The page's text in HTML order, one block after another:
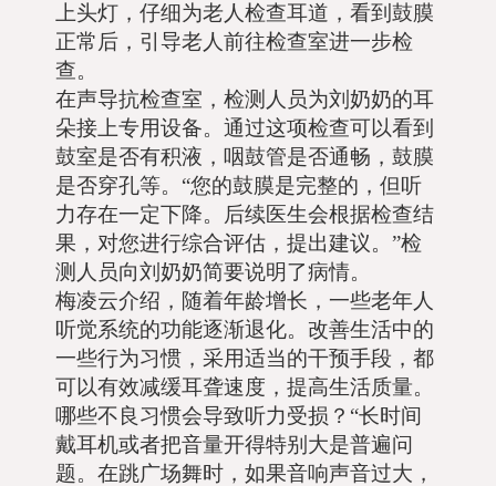
上头灯，仔细为老人检查耳道，看到鼓膜
正常后，引导老人前往检查室进一步检
查。
在声导抗检查室，检测人员为刘奶奶的耳
朵接上专用设备。通过这项检查可以看到
鼓室是否有积液，咽鼓管是否通畅，鼓膜
是否穿孔等。“您的鼓膜是完整的，但听
力存在一定下降。后续医生会根据检查结
果，对您进行综合评估，提出建议。”检
测人员向刘奶奶简要说明了病情。
梅凌云介绍，随着年龄增长，一些老年人
听觉系统的功能逐渐退化。改善生活中的
一些行为习惯，采用适当的干预手段，都
可以有效减缓耳聋速度，提高生活质量。
哪些不良习惯会导致听力受损？“长时间
戴耳机或者把音量开得特别大是普遍问
题。在跳广场舞时，如果音响声音过大，